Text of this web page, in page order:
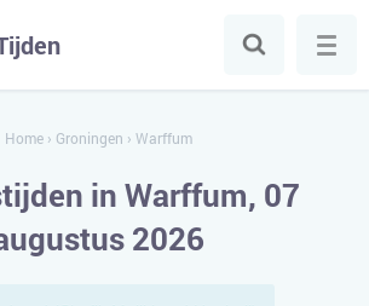
Home› Groningen › Warffum
in Warffum, 07
2026